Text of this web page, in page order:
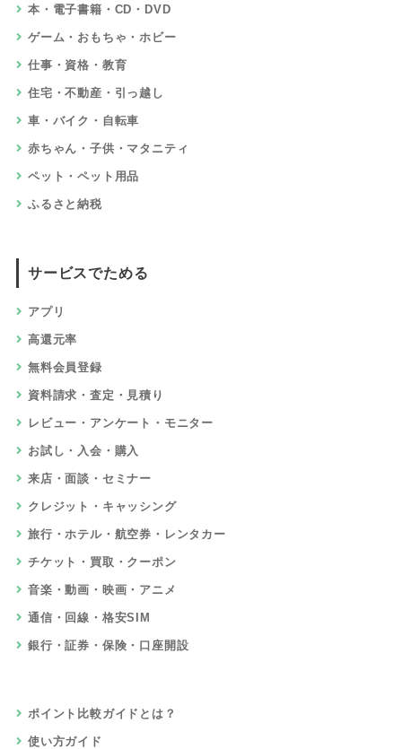
本・電子書籍・CD・DVD
ゲーム・おもちゃ・ホビー
仕事・資格・教育
住宅・不動産・引っ越し
車・バイク・自転車
赤ちゃん・子供・マタニティ
ペット・ペット用品
ふるさと納税
サービスでためる
アプリ
高還元率
無料会員登録
資料請求・査定・見積り
レビュー・アンケート・モニター
お試し・入会・購入
来店・面談・セミナー
クレジット・キャッシング
旅行・ホテル・航空券・レンタカー
チケット・買取・クーポン
音楽・動画・映画・アニメ
通信・回線・格安SIM
銀行・証券・保険・口座開設
ポイント比較ガイドとは？
使い方ガイド